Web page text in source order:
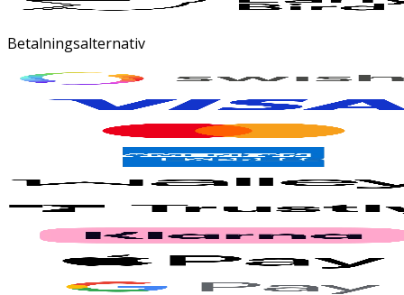
Betalningsalternativ